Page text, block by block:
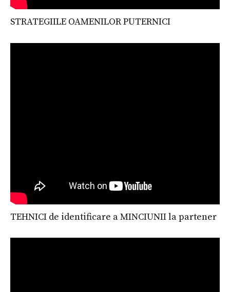
STRATEGIILE OAMENILOR PUTERNICI
TEHNICI de identificare a MINCIUNII la partener